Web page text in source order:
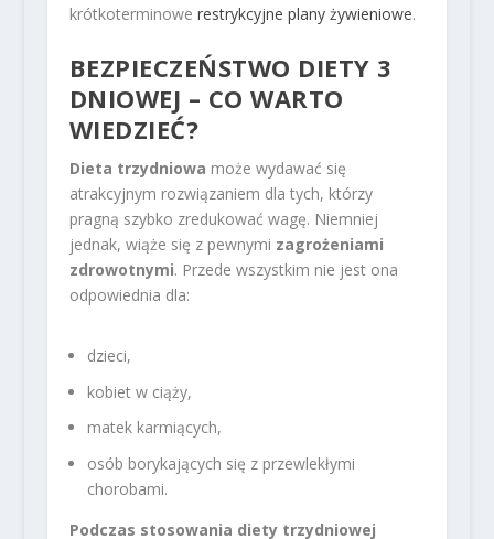
krótkoterminowe restrykcyjne plany żywieniowe.
BEZPIECZEŃSTWO DIETY 3
DNIOWEJ – CO WARTO
WIEDZIEĆ?
Dieta trzydniowa może wydawać się
atrakcyjnym rozwiązaniem dla tych, którzy
pragną szybko zredukować wagę. Niemniej
jednak, wiąże się z pewnymi zagrożeniami
zdrowotnymi. Przede wszystkim nie jest ona
odpowiednia dla:
dzieci,
kobiet w ciąży,
matek karmiących,
osób borykających się z przewlekłymi
chorobami.
Podczas stosowania diety trzydniowej